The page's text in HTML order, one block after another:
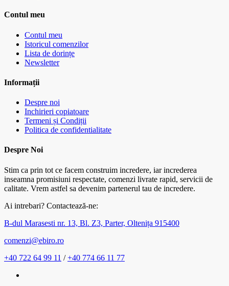
Contul meu
Contul meu
Istoricul comenzilor
Lista de dorințe
Newsletter
Informații
Despre noi
Inchirieri copiatoare
Termeni și Condiții
Politica de confidentialitate
Despre Noi
Stim ca prin tot ce facem construim incredere, iar increderea
inseamna promisiuni respectate, comenzi livrate rapid, servicii de
calitate. Vrem astfel sa devenim partenerul tau de incredere.
Ai intrebari? Contactează-ne:
B-dul Marasesti nr. 13, Bl. Z3, Parter, Oltenița 915400
comenzi@ebiro.ro
+40 722 64 99 11 /+40 774 66 11 77